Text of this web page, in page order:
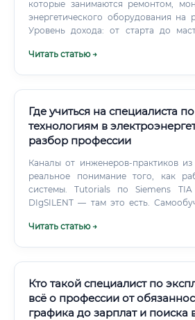
которые занимаются ремонтом,
энергетического оборудования на
Уровень дохода: от старта до
размера предприятия,
Читать статью →
Где учиться на специалиста
технологиям в
разбор профессии
Каналы от инженеров-практиков
реальное понимание того, как
системы. Tutorials по Siemens
DIgSILENT — там это есть.
самостоятельного углубления: Стандарт IEC 61850 — это
Читать статью →
Кто такой специалист по
всё о профессии от
графика до зарплат и поиска